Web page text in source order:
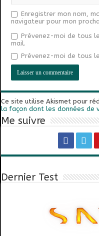
Enregistrer mon nom,
navigateur pour mon
Prévenez-moi de tous
mail.
Prévenez-moi de tous
Ce site utilise Akismet pour
la façon dont les données de
Me suivre
Dernier Test